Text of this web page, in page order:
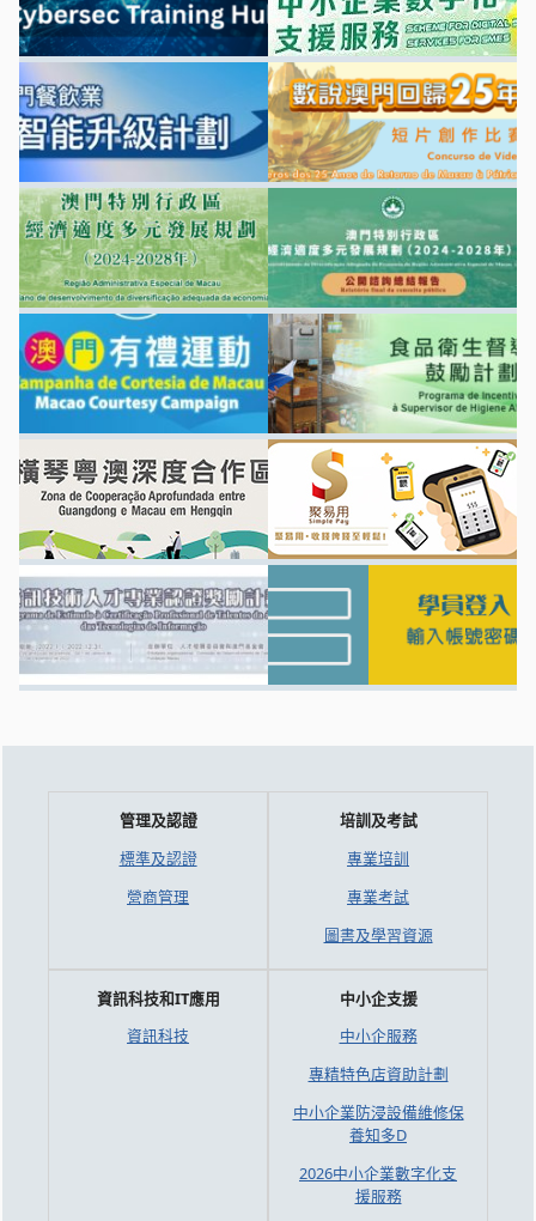
管理及認證
標準及認證
營商管理
培訓及考試
專業培訓
專業考試
圖書及學習資源
資訊科技和IT應用
資訊科技
中小企支援
中小企服務
專精特色店資助計劃
中小企業防浸設備維修保
養知多D
2026中小企業數字化支
援服務